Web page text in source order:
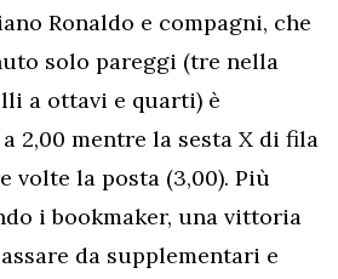
Ronaldo e compagni, che
solo pareggi (tre nella
a ottavi e quarti) è
2,00 mentre la sesta X di fila
volte la posta (3,00). Più
i bookmaker, una vittoria
da supplementari e